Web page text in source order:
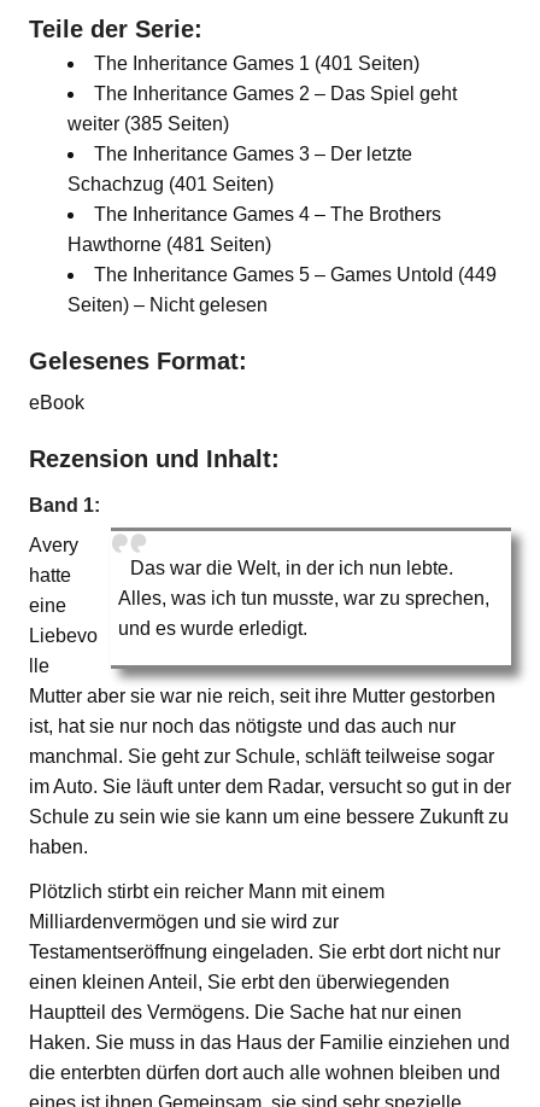
Teile der Serie:
The Inheritance Games 1 (401 Seiten)
The Inheritance Games 2 – Das Spiel geht
weiter (385 Seiten)
The Inheritance Games 3 – Der letzte
Schachzug (401 Seiten)
The Inheritance Games 4 – The Brothers
Hawthorne (481 Seiten)
The Inheritance Games 5 – Games Untold (449
Seiten) – Nicht gelesen
Gelesenes Format:
eBook
Rezension und Inhalt:
Band 1:
Das war die Welt, in der ich nun lebte.
Alles, was ich tun musste, war zu sprechen,
und es wurde erledigt.
Avery
hatte
eine
Liebevo
lle
Mutter aber sie war nie reich, seit ihre Mutter gestorben
ist, hat sie nur noch das nötigste und das auch nur
manchmal. Sie geht zur Schule, schläft teilweise sogar
im Auto. Sie läuft unter dem Radar, versucht so gut in der
Schule zu sein wie sie kann um eine bessere Zukunft zu
haben.
Plötzlich stirbt ein reicher Mann mit einem
Milliardenvermögen und sie wird zur
Testamentseröffnung eingeladen. Sie erbt dort nicht nur
einen kleinen Anteil, Sie erbt den überwiegenden
Hauptteil des Vermögens. Die Sache hat nur einen
Haken. Sie muss in das Haus der Familie einziehen und
die enterbten dürfen dort auch alle wohnen bleiben und
eines ist ihnen Gemeinsam, sie sind sehr spezielle